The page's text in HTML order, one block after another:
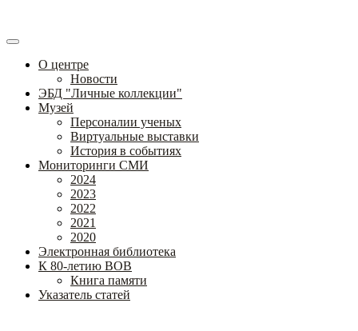
О центре
Новости
ЭБД "Личные коллекции"
Музей
Персоналии ученых
Виртуальные выставки
История в событиях
Мониторинги СМИ
2024
2023
2022
2021
2020
Электронная библиотека
К 80-летию ВОВ
Книга памяти
Указатель статей